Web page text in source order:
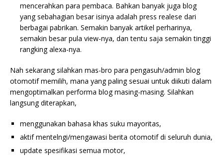
mencerahkan para pembaca. Bahkan banyak juga blog
yang sebahagian besar isinya adalah press realese dari
berbagai pabrikan. Semakin banyak artikel perharinya,
semakin besar pula view-nya, dan tentu saja semakin tinggi
rangking alexa-nya.
Nah sekarang silahkan mas-bro para pengasuh/admin blog
otomotif memilih, mana yang paling sesuai untuk diikuti dalam
mengoptimalkan performa blog masing-masing. Silahkan
langsung diterapkan,
menggunakan bahasa khas suku mayoritas,
aktif mentelngi/mengawasi berita otomotif di seluruh dunia,
update spesifikasi semua motor,